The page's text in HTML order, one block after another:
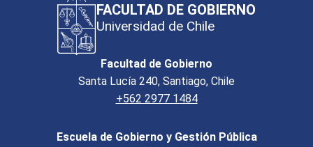
FACULTAD DE GOBIERNO
Universidad de Chile
Facultad de Gobierno
Santa Lucía 240, Santiago, Chile
+562 2977 1484
Escuela de Gobierno y Gestión Pública